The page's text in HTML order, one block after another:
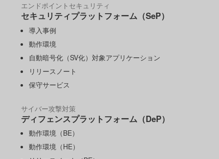
エンドポイントセキュリティ
セキュリティプラットフォーム（SeP）
導入事例
動作環境
自動暗号化（SV化）対象アプリケーション
リリースノート
保守サービス
サイバー攻撃対策
ディフェンスプラットフォーム（DeP）
動作環境（BE）
動作環境（HE）